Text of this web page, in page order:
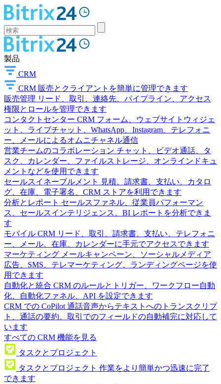
製品
CRM
CRM 販売とクライアントを簡単に管理できます
販売管理 リード、取引、連絡先、パイプライン、アクセス
権限とロールを管理できます
コンタクトセンター CRM フォーム、ウェブサイトウィジェ
ット、ライブチャット、WhatsApp、Instagram、テレフォニ
ー、メールによるオムニチャネル通信
営業チームのコラボレーション チャット、ビデオ通話、タ
スク、カレンダー、ファイルストレージ、オンラインドキュ
メントなどを使用できます
セールスイネーブルメント
見積、請求書、支払い、カタロ
グ、在庫、電子署名、CRM ストアを利用できます
分析とレポート セールスファネル、従業員パフォーマン
ス、セールスインテリジェンス、BI レポートを分析できま
す
モバイル CRM リード、取引、請求書、支払い、テレフォニ
ー、メール、在庫、カレンダーに手元でアクセスできます
マーケティング メールキャンペーン、ソーシャルメディア
広告、SMS、テレマーケティング、ランディングページを使
用できます
自動化と統合 CRM のルールとトリガー、ワークフロー自動
化、自動化ファネル、API を設定できます
CRM での CoPilot 通話音声からテキストへのトランスクリプ
ト、通話の要約、取引でのフィールドの自動補完に対応して
います
すべての CRM 機能を見る
タスクとプロジェクト
タスクとプロジェクト 作業をより簡単かつ迅速に完了
できます